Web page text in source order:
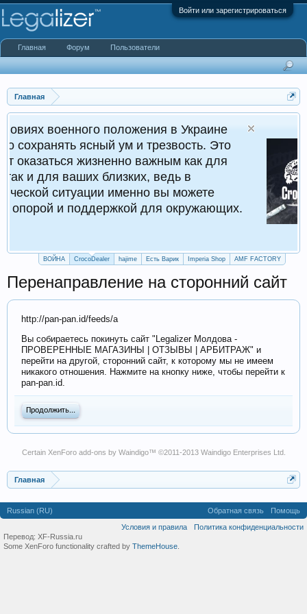
Войти или зарегистрироваться
Главная
положения в Украине
ум и трезвость. Это
важным как для
близких, ведь в
именно вы можете
для окружающих.
ВОЙНА CrocoDealer hajime Есть Варик Imperia Shop AMF FACTORY
Перенаправление на сторонний сайт
http://pan-pan.id/feeds/a
Вы собираетесь покинуть сайт "Legalizer Молдова -
ПРОВЕРЕННЫЕ МАГАЗИНЫ | ОТЗЫВЫ | АРБИТРАЖ" и
перейти на другой, сторонний сайт, к которому мы не имеем
никакого отношения. Нажмите на кнопку ниже, чтобы перейти к
pan-pan.id.
Продолжить...
Certain XenForo add-ons by Waindigo™ ©2011-2013 Waindigo Enterprises Ltd.
Главная
Главная Форум Пользователи
Russian (RU) Обратная связь
Помощь
Условия и правила
Политика конфиденциальности
Перевод: XF-Russia.ru
Some XenForo functionality crafted by ThemeHouse